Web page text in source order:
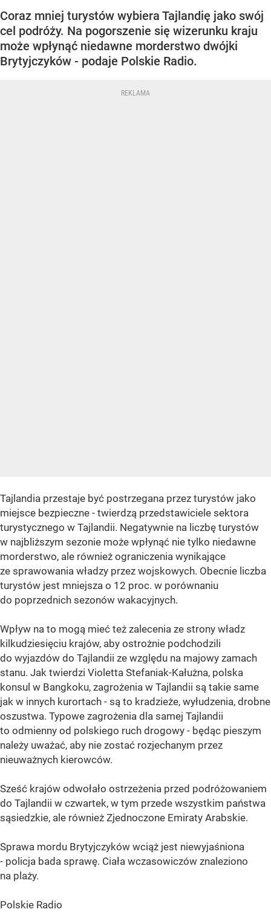
Coraz mniej turystów wybiera Tajlandię jako swój
cel podróży. Na pogorszenie się wizerunku kraju
może wpłynąć niedawne morderstwo dwójki
Brytyjczyków - podaje Polskie Radio.
Tajlandia przestaje być postrzegana przez turystów jako
miejsce bezpieczne - twierdzą przedstawiciele sektora
turystycznego w Tajlandii. Negatywnie na liczbę turystów
w najbliższym sezonie może wpłynąć nie tylko niedawne
morderstwo, ale również ograniczenia wynikające
ze sprawowania władzy przez wojskowych. Obecnie liczba
turystów jest mniejsza o 12 proc. w porównaniu
do poprzednich sezonów wakacyjnych.
Wpływ na to mogą mieć też zalecenia ze strony władz
kilkudziesięciu krajów, aby ostrożnie podchodzili
do wyjazdów do Tajlandii ze względu na majowy zamach
stanu. Jak twierdzi Violetta Stefaniak-Kałużna, polska
konsul w Bangkoku, zagrożenia w Tajlandii są takie same
jak w innych kurortach - są to kradzieże, wyłudzenia, drobne
oszustwa. Typowe zagrożenia dla samej Tajlandii
to odmienny od polskiego ruch drogowy - będąc pieszym
należy uważać, aby nie zostać rozjechanym przez
nieuważnych kierowców.
Sześć krajów odwołało ostrzeżenia przed podróżowaniem
do Tajlandii w czwartek, w tym przede wszystkim państwa
sąsiedzkie, ale również Zjednoczone Emiraty Arabskie.
Sprawa mordu Brytyjczyków wciąż jest niewyjaśniona
- policja bada sprawę. Ciała wczasowiczów znaleziono
na plaży.
Polskie Radio